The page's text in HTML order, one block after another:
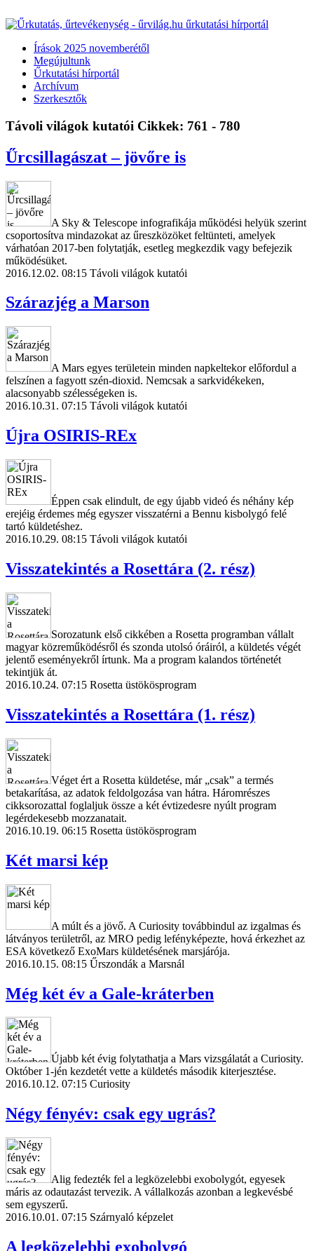
Írások 2025 novemberétől
Megújultunk
Űrkutatási hírportál
Archívum
Szerkesztők
Távoli világok kutatói Cikkek: 761 - 780
Űrcsillagászat – jövőre is
A Sky & Telescope infografikája működési helyük szerint
csoportosítva mindazokat az űreszközöket feltünteti, amelyek
várhatóan 2017-ben folytatják, esetleg megkezdik vagy befejezik
működésüket.
2016.12.02. 08:15 Távoli világok kutatói
Szárazjég a Marson
A Mars egyes területein minden napkeltekor előfordul a
felszínen a fagyott szén-dioxid. Nemcsak a sarkvidékeken,
alacsonyabb szélességeken is.
2016.10.31. 07:15 Távoli világok kutatói
Újra OSIRIS-REx
Éppen csak elindult, de egy újabb videó és néhány kép
erejéig érdemes még egyszer visszatérni a Bennu kisbolygó felé
tartó küldetéshez.
2016.10.29. 08:15 Távoli világok kutatói
Visszatekintés a Rosettára (2. rész)
Sorozatunk első cikkében a Rosetta programban vállalt
magyar közreműködésről és szonda utolsó óráiról, a küldetés végét
jelentő eseményekről írtunk. Ma a program kalandos történetét
tekintjük át.
2016.10.24. 07:15 Rosetta üstökösprogram
Visszatekintés a Rosettára (1. rész)
Véget ért a Rosetta küldetése, már „csak” a termés
betakarítása, az adatok feldolgozása van hátra. Háromrészes
cikksorozattal foglaljuk össze a két évtizedesre nyúlt program
legérdekesebb mozzanatait.
2016.10.19. 06:15 Rosetta üstökösprogram
Két marsi kép
A múlt és a jövő. A Curiosity továbbindul az izgalmas és
látványos területről, az MRO pedig lefényképezte, hová érkezhet az
ESA következő ExoMars küldetésének marsjárója.
2016.10.15. 08:15 Űrszondák a Marsnál
Még két év a Gale-kráterben
Újabb két évig folytathatja a Mars vizsgálatát a Curiosity.
Október 1-jén kezdetét vette a küldetés második kiterjesztése.
2016.10.12. 07:15 Curiosity
Négy fényév: csak egy ugrás?
Alig fedezték fel a legközelebbi exobolygót, egyesek
máris az odautazást tervezik. A vállalkozás azonban a legkevésbé
sem egyszerű.
2016.10.01. 07:15 Szárnyaló képzelet
A legközelebbi exobolygó